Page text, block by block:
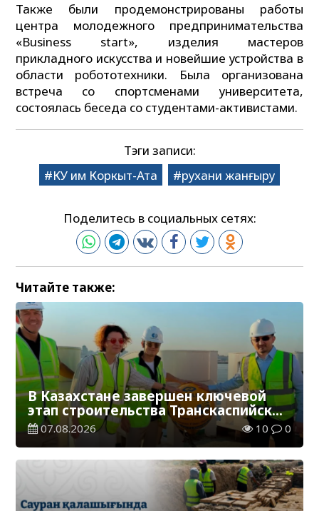
Также были продемонстрированы работы
центра молодежного предпринимательства
«Business start», изделия мастеров
прикладного искусства и новейшие устройства в
области робототехники. Была организована
встреча со спортсменами университета,
состоялась беседа со студентами-активистами.
Тэги записи:
КУ им Коркыт-Ата
рухани жанғыру
Поделитесь в социальных сетях:
Читайте также:
В Казахстане завершен ключевой
этап строительства Транскаспийской
волоконно-оптической линии связи
07.08.2026 10 0